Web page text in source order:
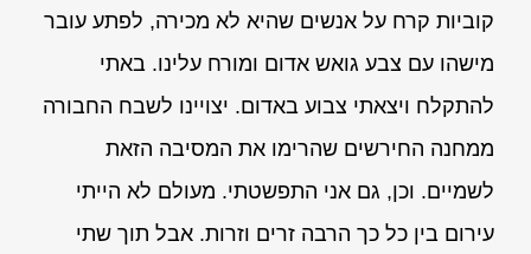
קוביות קרח על אנשים שהיא לא מכירה, לפתע עובר
מישהו עם צבע גואש אדום ומורח עלינו. באתי
להתקלח ויצאתי צבוע באדום. יצויינו לשבח החבורה
ממחנה החירשים שהרימו את המסיבה הזאת
לשמיים. וכן, גם אני התפשטתי. מעולם לא הייתי
עירום בין כל כך הרבה זרים וזרות. אבל תוך שתי